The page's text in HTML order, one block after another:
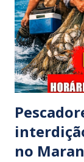
moradores
Coco", de Santa
prestar
Polícia
ocorrênc...
no